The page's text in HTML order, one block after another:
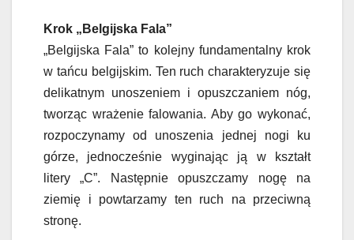
Krok „Belgijska Fala”
„Belgijska Fala” to kolejny fundamentalny krok
w tańcu belgijskim. Ten ruch charakteryzuje się
delikatnym unoszeniem i opuszczaniem nóg,
tworząc wrażenie falowania. Aby go wykonać,
rozpoczynamy od unoszenia jednej nogi ku
górze, jednocześnie wyginając ją w kształt
litery „C”. Następnie opuszczamy nogę na
ziemię i powtarzamy ten ruch na przeciwną
stronę.